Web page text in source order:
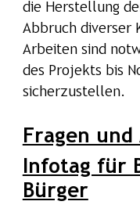
die Herstellung
Abbruch diverser
Arbeiten sind
des Projekts bis
sicherzustellen.
Fragen
Infotag für
Bürger